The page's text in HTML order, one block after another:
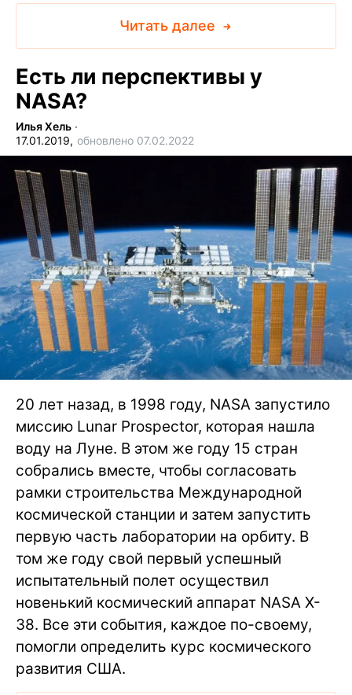
Читать далее
Есть ли перспективы у
NASA?
Илья Хель ∙
17.01.2019, обновлено 07.02.2022
20 лет назад, в 1998 году, NASA запустило
миссию Lunar Prospector, которая нашла
воду на Луне. В этом же году 15 стран
собрались вместе, чтобы согласовать
рамки строительства Международной
космической станции и затем запустить
первую часть лаборатории на орбиту. В
том же году свой первый успешный
испытательный полет осуществил
новенький космический аппарат NASA X-
38. Все эти события, каждое по-своему,
помогли определить курс космического
развития США.